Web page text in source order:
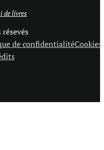
de livres
de confidentialitéCookies